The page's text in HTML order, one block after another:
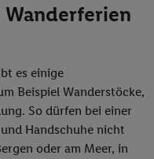
es einige
Beispiel Wanderstöcke,
So dürfen bei einer
Handschuhe nicht
oder am Meer, in